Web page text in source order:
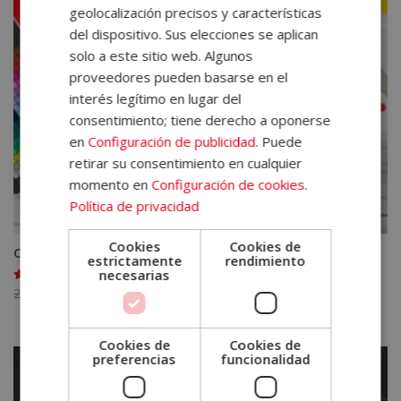
Curso Diseño de Moda y Patronaje (Doble Titulación)
Valorado
con
2.480,00
original
era:
2.480,00€.
El
precio
actual
es:
620,00€.
geolocalización precisos y características
del dispositivo. Sus elecciones se aplican
solo a este sitio web. Algunos
proveedores pueden basarse en el
interés legítimo en lugar del
consentimiento; tiene derecho a oponerse
enConfiguración de publicidad. Puede
retirar su consentimiento en cualquier
momento enConfiguración de cookies.
Política de privacidad
Cookies
estrictamente
necesarias
Cookies de
rendimiento
Cookies de
preferencias
Cookies de
funcionalidad